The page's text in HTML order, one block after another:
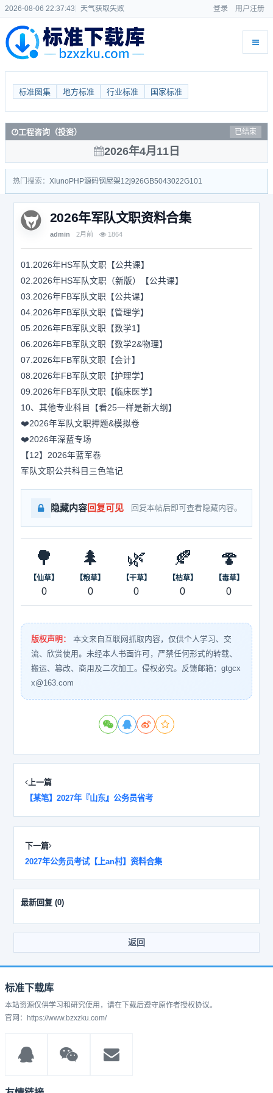
2026-08-06 22:37:43 天气获取失败 登录 用户注册
标准图集 地方标准 行业标准 国家标准
工程咨询（投资） 已结束
2026年4月11日
热门搜索： Xiuno PHP源码钢屋架12j926GB5043022G101
2026年军队文职资料合集
admin 2月前 1864
01.2026年HS军队文职【公共课】
02.2026年HS军队文职（新版）【公共课】
03.2026年FB军队文职【公共课】
04.2026年FB军队文职【管理学】
05.2026年FB军队文职【数学1】
06.2026年FB军队文职【数学2&物理】
07.2026年FB军队文职【会计】
08.2026年FB军队文职【护理学】
09.2026年FB军队文职【临床医学】
10、其他专业科目【看25一样是新大纲】
❤️2026年军队文职押题&模拟卷
❤️2026年深蓝专场
【12】2026年蓝军卷
军队文职公共科目三色笔记
隐藏内容回复可见 回复本帖后即可查看隐藏内容。
🌳
【仙草】
0
🌲
【粮草】
0
🌿
【干草】
0
🍂
【枯草】
0
🍄
【毒草】
0
版权声明：
本文来自互联网抓取内容，仅供个人学习、交
流、欣赏使用。未经本人书面许可，严禁任何形式的转载、
搬运、篡改、商用及二次加工。侵权必究。反馈邮箱：gtgcx
x@163.com
上一篇
【某笔】2027年『山东』公务员省考
下一篇
2027年公务员考试【上an村】资料合集
最新回复 (0)
返回
标准下载库
本站资源仅供学习和研究使用，请在下载后遵守原作者授权协议。
官网：https://www.bzxzku.com/